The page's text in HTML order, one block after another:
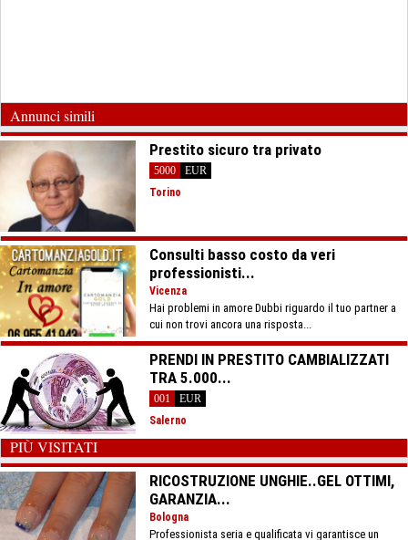
Annunci simili
Prestito sicuro tra privato
5000
EUR
Torino
Consulti basso costo da veri
professionisti...
Vicenza
Hai problemi in amore Dubbi riguardo il tuo partner a
cui non trovi ancora una risposta...
PRENDI IN PRESTITO CAMBIALIZZATI
TRA 5.000...
001
EUR
Salerno
PIÙ VISITATI
RICOSTRUZIONE UNGHIE..GEL OTTIMI,
GARANZIA...
Bologna
Professionista seria e qualificata vi garantisce un